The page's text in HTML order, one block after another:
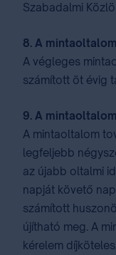
Szabadalmi
8. A
A végleges
számított öt évig
9. A
A mintaoltalom
legfeljebb
az újabb oltalmi
napját követő
számított
újítható meg. A
kérelem